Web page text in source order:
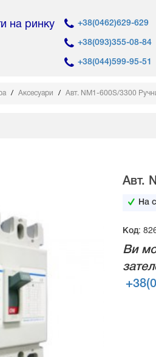
на ринку
+38(0462)629-629
+38(093)355-08-84
+38(044)599-95-51
Аксесуари Авт. NM1-600S/3300
Авт.
На
Код:
Ви